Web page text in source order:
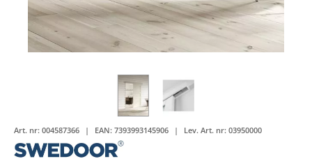
Art. nr: 004587366 EAN: 7393993145906 Lev. Art. nr: 03950000